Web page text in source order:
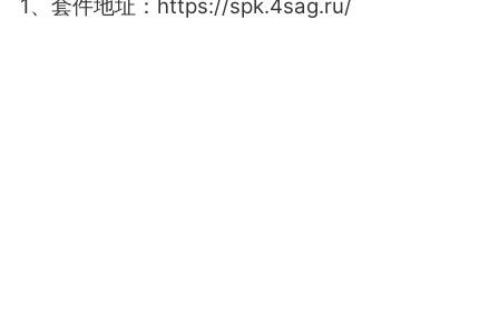
1、套件地址：https://spk.4sag.ru/